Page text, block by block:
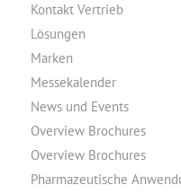
Kontakt Vertrieb
Lösungen
Marken
Messekalender
News und Events
Overview Brochures
Overview Brochures
Pharmazeutische